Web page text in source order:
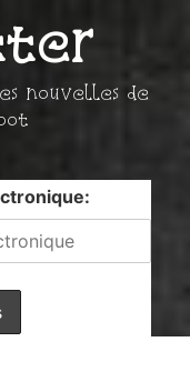
nouvelles de